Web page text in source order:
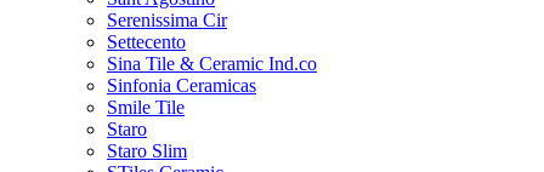
Serenissima Cir
Settecento
Sina Tile & Ceramic Ind.co
Sinfonia Ceramicas
Smile Tile
Staro
Staro Slim